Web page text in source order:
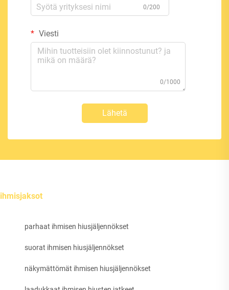
0/200
Viesti
0/1000
Lähetä
ihmisjaksot
parhaat ihmisen hiusjäljennökset
suorat ihmisen hiusjäljennökset
näkymättömät ihmisen hiusjäljennökset